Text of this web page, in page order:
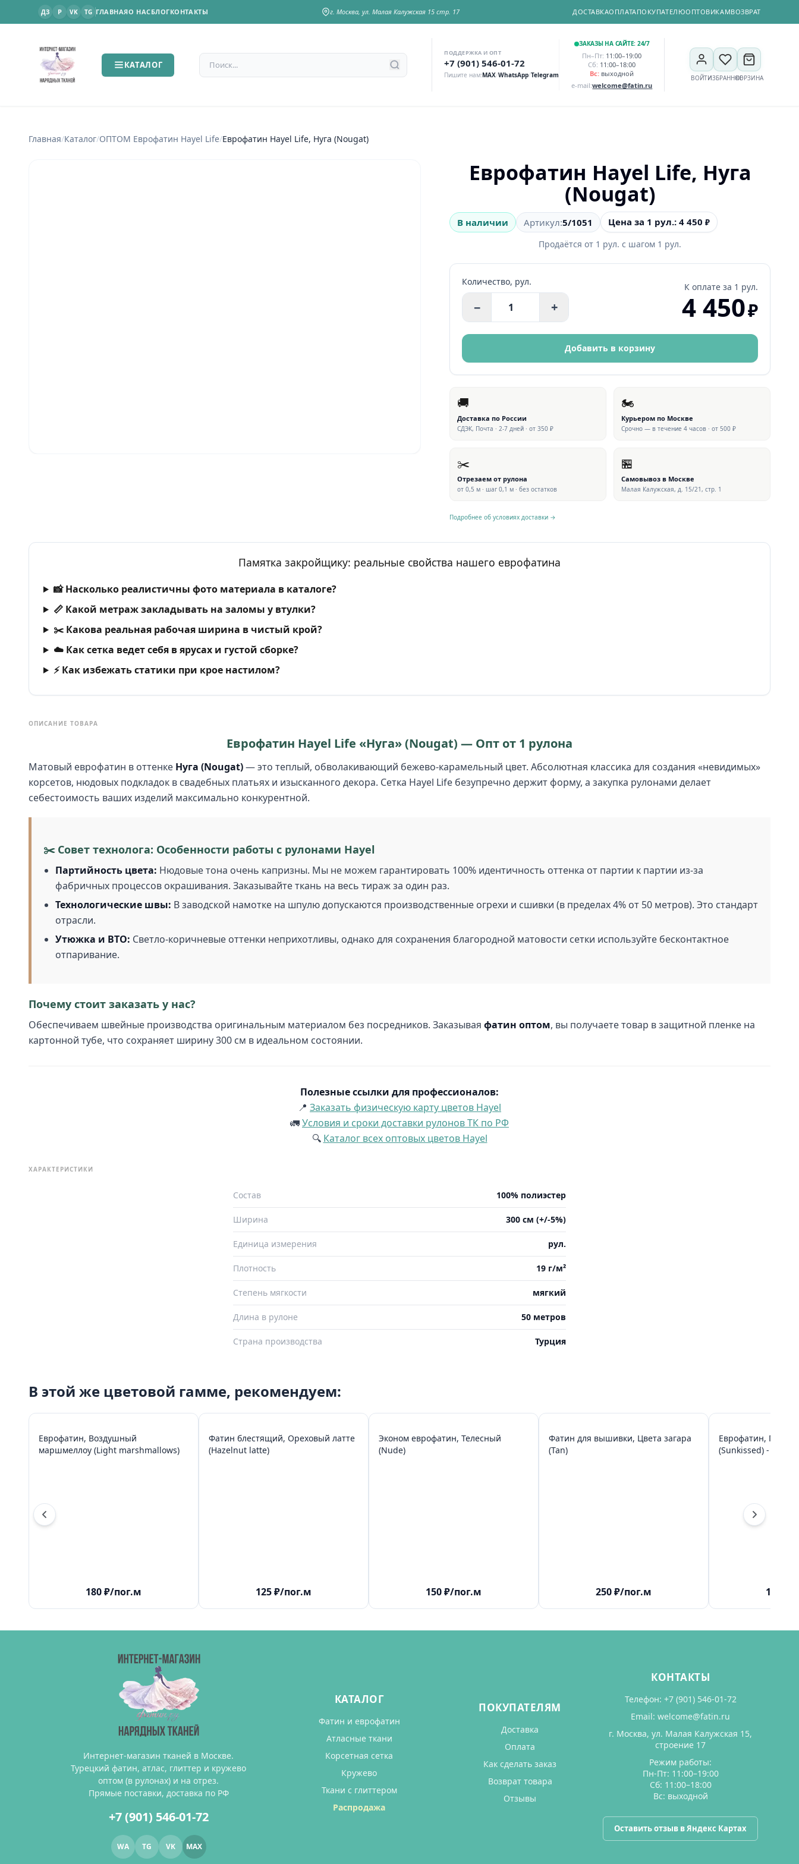
ДЗ P VK TG ГЛАВНАЯО НАСБЛОГКОНТАКТЫ г. Москва, ул. Малая Калужская 15 стр. 17 ДОСТАВКАОПЛАТАПОКУПАТЕЛЮОПТОВИКАМВОЗВРАТ
КАТАЛОГ Поиск по сайту ПОДДЕРЖКА И ОПТ
+7 (901) 546-01-72
Пишите нам:MAX/WhatsApp/Telegram
ЗАКАЗЫ НА САЙТЕ: 24/7
Пн–Пт: 11:00–19:00
Сб: 11:00–18:00
Вс: выходной
e-mail:welcome@fatin.ru
ВОЙТИИЗБРАННОЕКОРЗИНА
Главная/Каталог/ОПТОМ Еврофатин Hayel Life/Еврофатин Hayel Life, Нуга (Nougat)
Еврофатин Hayel Life, Нуга
(Nougat)
В наличии Артикул:5/1051 Цена за 1 рул.: 4 450 ₽
Продаётся от 1 рул. с шагом 1 рул.
Количество, рул.
− +
К оплате за 1 рул.
4 450₽
Добавить в корзину
🚚
Доставка по России
СДЭК, Почта · 2-7 дней · от 350 ₽
🏍
Курьером по Москве
Срочно — в течение 4 часов · от 500 ₽
✂️
Отрезаем от рулона
от 0,5 м · шаг 0,1 м · без остатков
🏪
Самовывоз в Москве
Малая Калужская, д. 15/21, стр. 1
Подробнее об условиях доставки →
Памятка закройщику: реальные свойства нашего еврофатина
📸 Насколько реалистичны фото материала в каталоге?
📏 Какой метраж закладывать на заломы у втулки?
✂️ Какова реальная рабочая ширина в чистый крой?
☁️ Как сетка ведет себя в ярусах и густой сборке?
⚡ Как избежать статики при крое настилом?
ОПИСАНИЕ ТОВАРА
Еврофатин Hayel Life «Нуга» (Nougat) — Опт от 1 рулона
Матовый еврофатин в оттенке Нуга (Nougat)— это теплый, обволакивающий бежево-карамельный цвет. Абсолютная классика для создания «невидимых»
корсетов, нюдовых подкладок в свадебных платьях и изысканного декора. Сетка Hayel Life безупречно держит форму, а закупка рулонами делает
себестоимость ваших изделий максимально конкурентной.
✂️ Совет технолога: Особенности работы с рулонами Hayel
Партийность цвета: Нюдовые тона очень капризны. Мы не можем гарантировать 100% идентичность оттенка от партии к партии из-за
фабричных процессов окрашивания. Заказывайте ткань на весь тираж за один раз.
Технологические швы: В заводской намотке на шпулю допускаются производственные огрехи и сшивки (в пределах 4% от 50 метров). Это стандарт
отрасли.
Утюжка и ВТО: Светло-коричневые оттенки неприхотливы, однако для сохранения благородной матовости сетки используйте бесконтактное
отпаривание.
Почему стоит заказать у нас?
Обеспечиваем швейные производства оригинальным материалом без посредников. Заказывая фатин оптом, вы получаете товар в защитной пленке на
картонной тубе, что сохраняет ширину 300 см в идеальном состоянии.
Полезные ссылки для профессионалов:
📍 Заказать физическую карту цветов Hayel
🚛Условия и сроки доставки рулонов ТК по РФ
🔍 Каталог всех оптовых цветов Hayel
ХАРАКТЕРИСТИКИ
Состав 100% полиэстер
Ширина 300 см (+/-5%)
Единица измерения рул.
Плотность 19 г/м²
Степень мягкости мягкий
Длина в рулоне 50 метров
Страна производства Турция
В этой же цветовой гамме, рекомендуем:
Еврофатин, Воздушный
маршмеллоу (Light marshmallows)
180₽/пог.м
Фатин блестящий, Ореховый латте
(Hazelnut latte)
125₽/пог.м
Эконом еврофатин, Телесный
(Nude)
150₽/пог.м
Фатин для вышивки, Цвета загара
(Tan)
250₽/пог.м
Еврофатин,
(Sunkissed) - цвет
180
Интернет-магазин тканей в Москве.
Турецкий фатин, атлас, глиттер и кружево
оптом (в рулонах) и на отрез.
Прямые поставки, доставка по РФ
+7 (901) 546-01-72
WA TG VK MAX
КАТАЛОГ
Фатин и еврофатин
Атласные ткани
Корсетная сетка
Кружево
Ткани с глиттером
Распродажа
ПОКУПАТЕЛЯМ
Доставка
Оплата
Как сделать заказ
Возврат товара
Отзывы
КОНТАКТЫ
Телефон: +7 (901) 546-01-72
Email:welcome@fatin.ru
г. Москва, ул. Малая Калужская 15,
строение 17
Режим работы:
Пн-Пт: 11:00–19:00
Сб: 11:00–18:00
Вс: выходной
Оставить отзыв в Яндекс Картах